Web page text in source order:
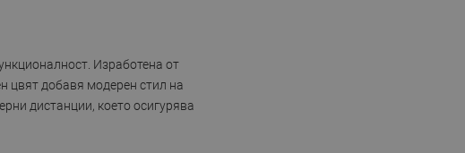
Изработена от
цвят добавя модерен стил на
дистанции, което осигурява